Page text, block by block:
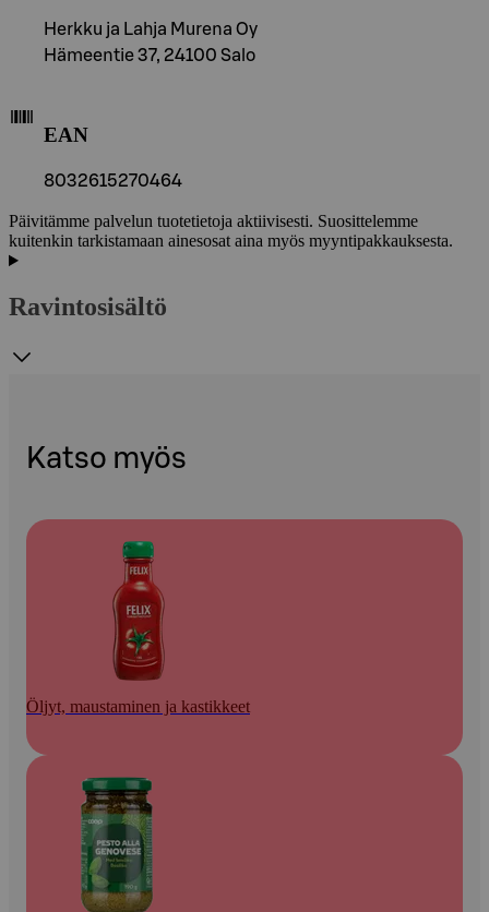
Herkku ja Lahja Murena Oy
Hämeentie 37, 24100 Salo
EAN
8032615270464
Päivitämme palvelun tuotetietoja aktiivisesti. Suosittelemme
kuitenkin tarkistamaan ainesosat aina myös myyntipakkauksesta.
Ravintosisältö
Katso myös
Öljyt, maustaminen ja kastikkeet